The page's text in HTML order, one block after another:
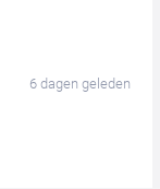
6 dagen geleden